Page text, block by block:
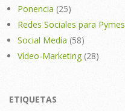
Ponencia (25)
Redes Sociales para Pymes
Social Media (58)
Vídeo-Marketing (28)
ETIQUETAS